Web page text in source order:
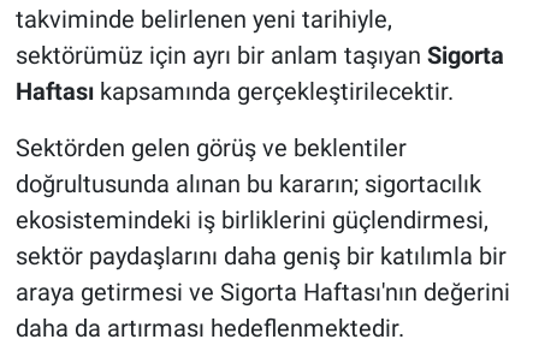
takviminde belirlenen yeni tarihiyle,
sektörümüz için ayrı bir anlam taşıyan Sigorta
Haftasıkapsamında gerçekleştirilecektir.
Sektörden gelen görüş ve beklentiler
doğrultusunda alınan bu kararın; sigortacılık
ekosistemindeki iş birliklerini güçlendirmesi,
sektör paydaşlarını daha geniş bir katılımla bir
araya getirmesi ve Sigorta Haftası'nın değerini
daha da artırması hedeflenmektedir.